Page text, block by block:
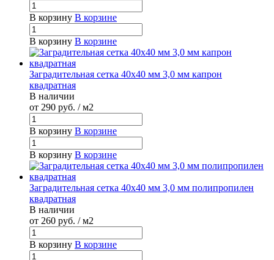
В корзину В корзине
В корзину В корзине
Заградительная сетка 40х40 мм 3,0 мм капрон
квадратная
В наличии
от 290 руб. / м2
В корзину В корзине
В корзину В корзине
Заградительная сетка 40х40 мм 3,0 мм полипропилен
квадратная
В наличии
от 260 руб. / м2
В корзину В корзине